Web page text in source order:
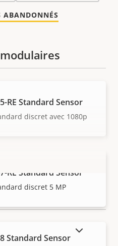
ABANDONNÉS
RE Standard Sensor
discret avec 1080p
RE Standard Sensor
discret 5 MP
Standard Sensor